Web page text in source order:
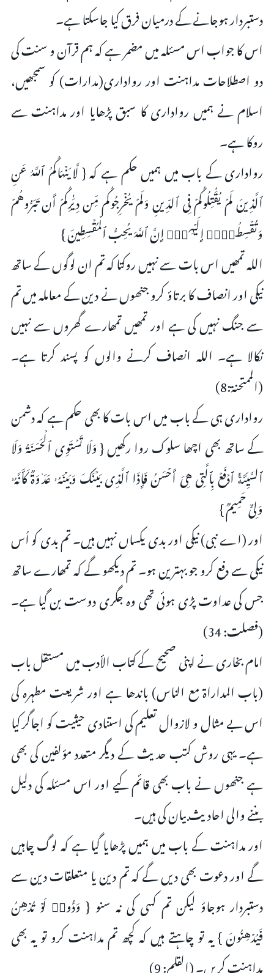
دستبردار ہوجانے کے درمیان فرق کیا جاسکتا ہے۔
اس کا جواب اس مسئلہ میں مضمر ہے کہ ہم قرآن و سنت کی
دو اصطلاحات مداہنت اور رواداری(مدارات) کو سمجھیں،
اسلام نے ہمیں رواداری کا سبق پڑھایا اور مداہنت سے
روکا ہے۔
رواداری کے باب میں ہمیں حکم ہے کہ { لَّا یَنۡهَاكُمُ ٱللَّهُ عَنِ
ٱلَّذِینَ لَمۡ یُقَـٰتِلُوكُمۡ فِی ٱلدِّینِ وَلَمۡ یُخۡرِجُوكُم مِّن دِیَـٰرِكُمۡ أَن تَبَرُّوهُمۡ
وَتُقۡسِطُوۤا۟ إِلَیۡهِمۡۚ إِنَّ ٱللَّهَ یُحِبُّ ٱلۡمُقۡسِطِینَ }
اللہ تمھیں اس بات سے نہیں روکتا کہ تم ان لوگوں کے ساتھ
نیکی اور انصاف کا برتاؤ کرو جنھوں نے دین کے معاملہ میں تم
سے جنگ نہیں کی ہے اور تمھیں تمھارے گھروں سے نہیں
نکالا ہے۔ اللہ انصاف کرنے والوں کو پسند کرتا ہے۔
(الممتحنة:8)
رواداری ہی کے باب میں اس بات کا بھی حکم ہے کہ دشمن
کے ساتھ بھی اچھا سلوک روا رکھیں { وَلَا تَسۡتَوِی ٱلۡحَسَنَةُ وَلَا
ٱلسَّیِّئَةُۚ ٱدۡفَعۡ بِٱلَّتِی هِیَ أَحۡسَنُ فَإِذَا ٱلَّذِی بَیۡنَكَ وَبَیۡنَهُۥ عَدَ ٰ⁠وَةࣱ كَأَنَّهُۥ
وَلِیٌّ حَمِیمࣱ }
اور (اے نبی) نیکی اور بدی یکساں نہیں ہیں۔ تم بدی کو اُس
نیکی سے دفع کرو جو بہترین ہو۔ تم دیکھو گے کہ تمھارے ساتھ
جس کی عداوت پڑی ہوئی تھی وہ جگری دوست بن گیا ہے۔
(فصلت: 34)
امام بخاری نے اپنی صحیح کے کتاب الأدب میں مستقل باب
(باب المداراة مع الناس) باندھا ہے اور شریعت مطہرہ کی
اس بے مثال و لازوال تعلیم کی استنادی حیثیت کو اجاگر کیا
ہے۔ یہی روش کتب حدیث کے دیگر متعدد مؤلفین کی بھی
ہے جنھوں نے باب بھی قائم کیے اور اس مسئلہ کی دلیل
بننے والی احادیث بیان کی ہیں۔
اور مداہنت کے باب میں ہمیں پڑھایا گیا ہے کہ لوگ چاہیں
گے اور دعوت بھی دیں گے کہ تم دین یا متعلقات دین سے
دستبردار ہوجاؤ لیکن تم کسی کی نہ سنو { وَدُّوا۟ لَوۡ تُدۡهِنُ
فَیُدۡهِنُونَ } یہ تو چاہتے ہیں کہ کچھ تم مداہنت کرو تو یہ بھی
مداہنت کریں۔ (القلم: 9)